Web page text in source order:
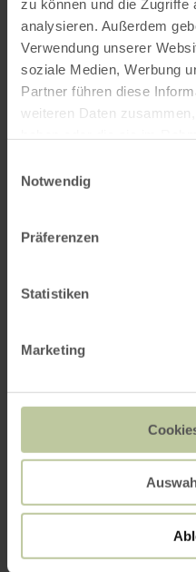
zu können und die Zugriffe
analysieren. Außerdem
Verwendung unserer
soziale Medien, Werbung
Partner führen diese
weiteren Daten
Notwendig
Präferenzen
Statistiken
Marketing
This
about:
Große